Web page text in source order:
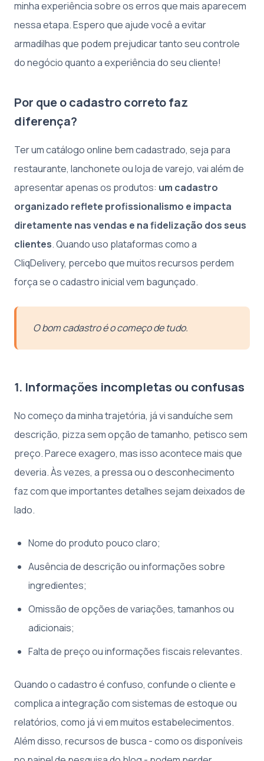
minha experiência sobre os erros que mais aparecem
nessa etapa. Espero que ajude você a evitar
armadilhas que podem prejudicar tanto seu controle
do negócio quanto a experiência do seu cliente!
Por que o cadastro correto faz
diferença?
Ter um catálogo online bem cadastrado, seja para
restaurante, lanchonete ou loja de varejo, vai além de
apresentar apenas os produtos: um cadastro
organizado reflete profissionalismo e impacta
diretamente nas vendas e na fidelização dos seus
clientes. Quando uso plataformas como a
CliqDelivery, percebo que muitos recursos perdem
força se o cadastro inicial vem bagunçado.
O bom cadastro é o começo de tudo.
1. Informações incompletas ou confusas
No começo da minha trajetória, já vi sanduíche sem
descrição, pizza sem opção de tamanho, petisco sem
preço. Parece exagero, mas isso acontece mais que
deveria. Às vezes, a pressa ou o desconhecimento
faz com que importantes detalhes sejam deixados de
lado.
Nome do produto pouco claro;
Ausência de descrição ou informações sobre
ingredientes;
Omissão de opções de variações, tamanhos ou
adicionais;
Falta de preço ou informações fiscais relevantes.
Quando o cadastro é confuso, confunde o cliente e
complica a integração com sistemas de estoque ou
relatórios, como já vi em muitos estabelecimentos.
Além disso, recursos de busca - como os disponíveis